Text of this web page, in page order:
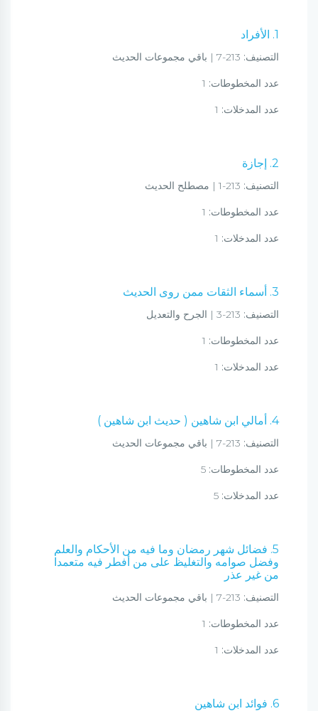
1. الأفراد
التصنيف:
عدد المخطوطات:
عدد المدخلات:
2. إجازة
التصنيف:
عدد المخطوطات:
عدد المدخلات:
3. أسماء الثقات ممن روى الحديث
التصنيف:
عدد المخطوطات:
عدد المدخلات:
4. أمالي ابن شاهين ( حديث ابن شاهين )
التصنيف:
عدد المخطوطات:
عدد المدخلات:
5. فضائل شهر رمضان وما فيه من الأحكام والعلم
وفضل صوامه والتغليظ على من أفطر فيه متعمدا
من غير عذر
التصنيف:
عدد المخطوطات:
عدد المدخلات:
6. فوائد ابن شاهين